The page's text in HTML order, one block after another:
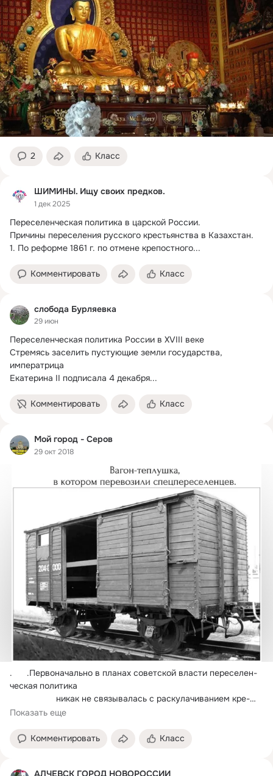
2 Класс
ШИМИНЫ. Ищу своих предков.
1 дек 2025
Переселенческая политика в царской России.
Причины переселения русского крестьянства в Казахстан.
1. По реформе 1861 г. по отмене крепостного...
Комментировать Класс
слобода Бурляевка
29 июн
Переселенческая политика России в XVIII веке
Стремясь заселить пустующие земли государства,
императрица
Екатерина II подписала 4 декабря...
Комментировать Класс
Мой город - Серов
29 окт 2018
. .Первоначально в планах советской власти переселен­
ческая политика
никак не связывалась с раскулачиванием кре­
стьянства.
Показать еще
Комментировать Класс
АЛЧЕВСК ГОРОД НОВОРОССИИ